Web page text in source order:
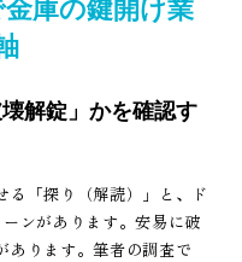
庫の鍵開け業
解錠」かを確認す
る「探り（解読）」と、ド
ンがあります。安易に破
あります。筆者の調査で